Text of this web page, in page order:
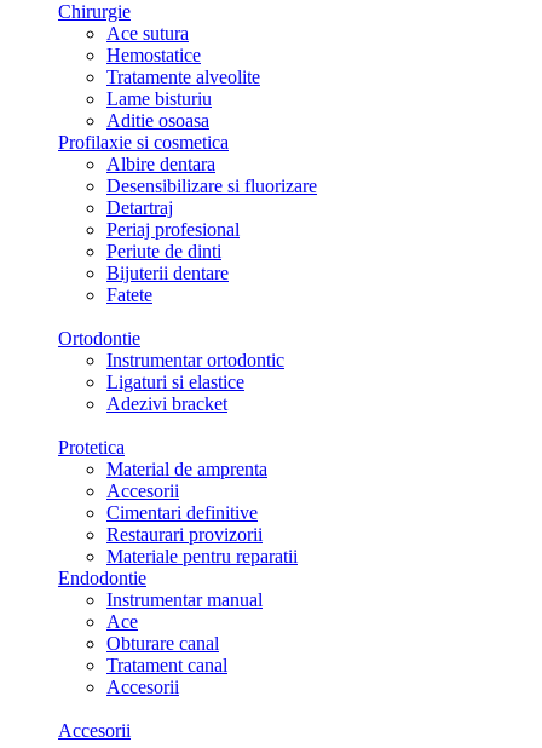
Chirurgie
Ace sutura
Hemostatice
Tratamente alveolite
Lame bisturiu
Aditie osoasa
Profilaxie si cosmetica
Albire dentara
Desensibilizare si fluorizare
Detartraj
Periaj profesional
Periute de dinti
Bijuterii dentare
Fatete
Ortodontie
Instrumentar ortodontic
Ligaturi si elastice
Adezivi bracket
Protetica
Material de amprenta
Accesorii
Cimentari definitive
Restaurari provizorii
Materiale pentru reparatii
Endodontie
Instrumentar manual
Ace
Obturare canal
Tratament canal
Accesorii
Accesorii